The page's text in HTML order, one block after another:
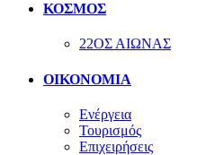
ΚΟΣΜΟΣ
22ΟΣ ΑΙΩΝΑΣ
ΟΙΚΟΝΟΜΙΑ
Ενέργεια
Τουρισμός
Επιχειρήσεις